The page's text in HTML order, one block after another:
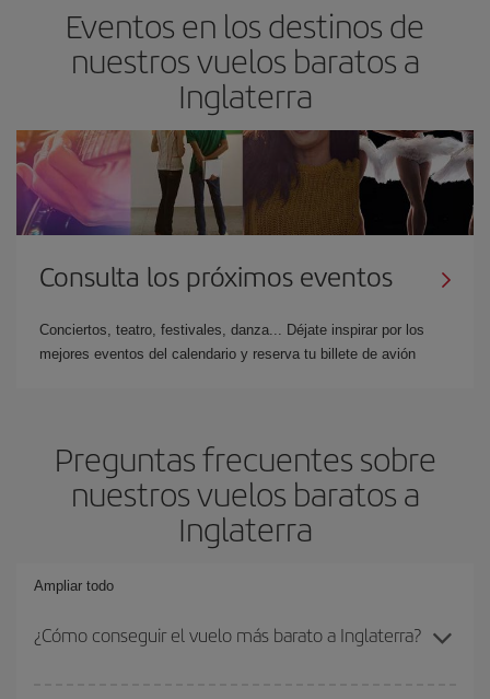
Eventos en los destinos de
nuestros vuelos baratos a
Inglaterra
Consulta los próximos eventos
Conciertos, teatro, festivales, danza... Déjate inspirar por los
mejores eventos del calendario y reserva tu billete de avión
Preguntas frecuentes sobre
nuestros vuelos baratos a
Inglaterra
Ampliar todo
¿Cómo conseguir el vuelo más barato a Inglaterra?